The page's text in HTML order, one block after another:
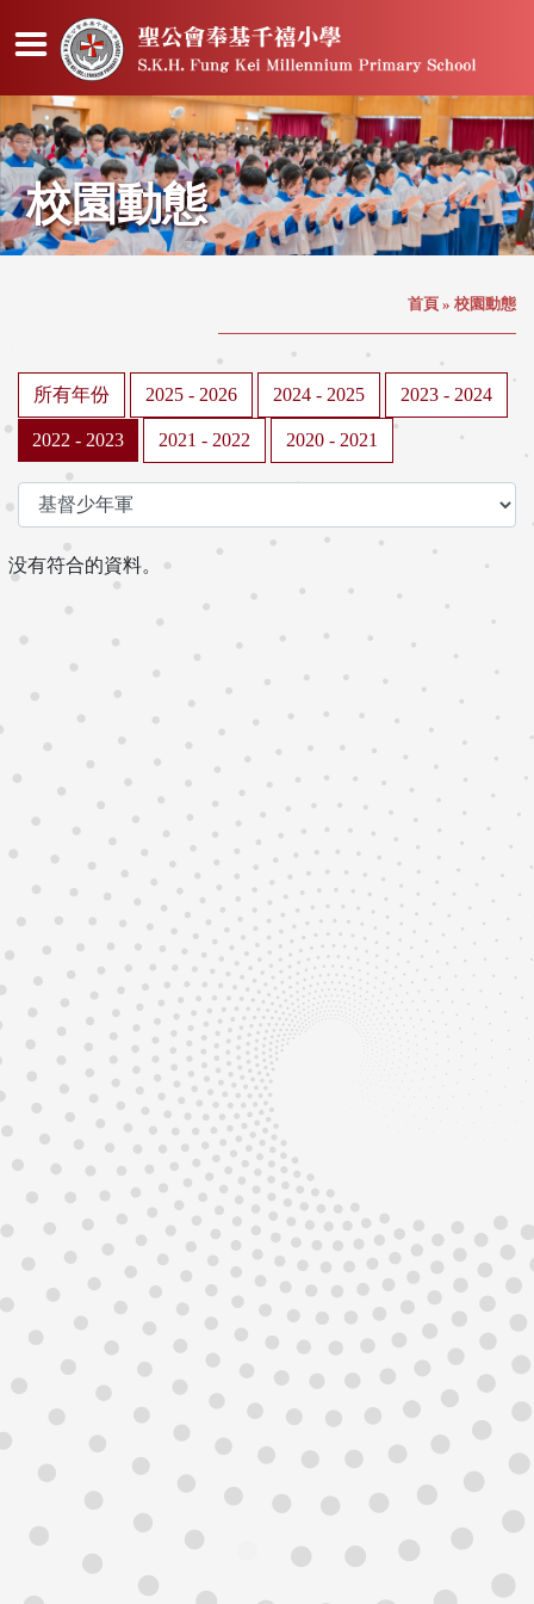
校園動態
首頁 » 校園動態
所有年份 2025 - 2026 2024 - 2025 2023 - 2024
2022 - 2023 2021 - 2022 2020 - 2021
没有符合的資料。